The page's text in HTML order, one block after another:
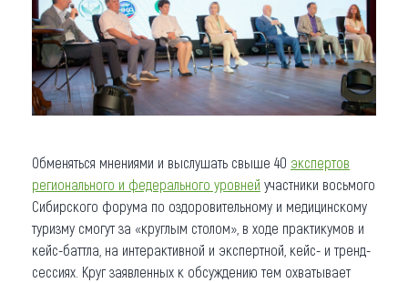
Обменяться мнениями и выслушать свыше 40 экспертов
регионального и федерального уровней участники восьмого
Сибирского форума по оздоровительному и медицинскому
туризму смогут за «круглым столом», в ходе практикумов и
кейс-баттла, на интерактивной и экспертной, кейс- и тренд-
сессиях. Круг заявленных к обсуждению тем охватывает